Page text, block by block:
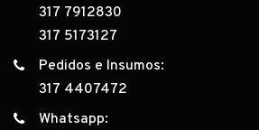
317 7912830
317 5173127
Pedidos e Insumos:
317 4407472
Whatsapp: